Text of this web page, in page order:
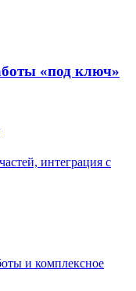
«под ключ»
интеграция с
и комплексное